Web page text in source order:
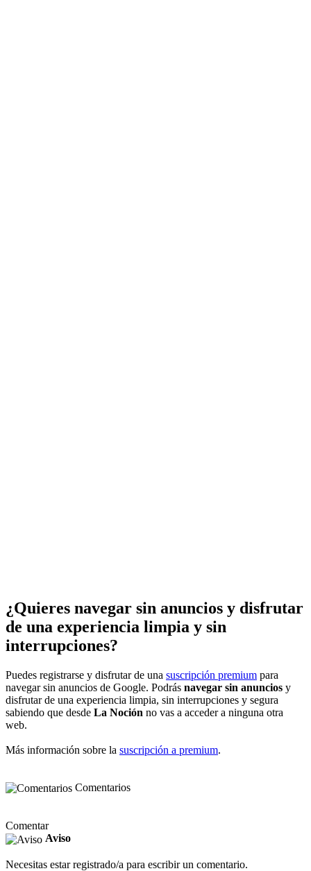
¿Quieres navegar sin anuncios y disfrutar
de una experiencia limpia y sin
interrupciones?
Puedes registrarse y disfrutar de una suscripción premium para
navegar sin anuncios de Google. Podrás navegar sin anuncios y
disfrutar de una experiencia limpia, sin interrupciones y segura
sabiendo que desde La Noción no vas a acceder a ninguna otra
web.
Más información sobre la suscripción a premium.
Comentarios
Comentar
Aviso
Necesitas estar registrado/a para escribir un comentario.